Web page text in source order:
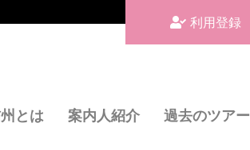
利用登録
とは 案内人紹介 過去のツアー